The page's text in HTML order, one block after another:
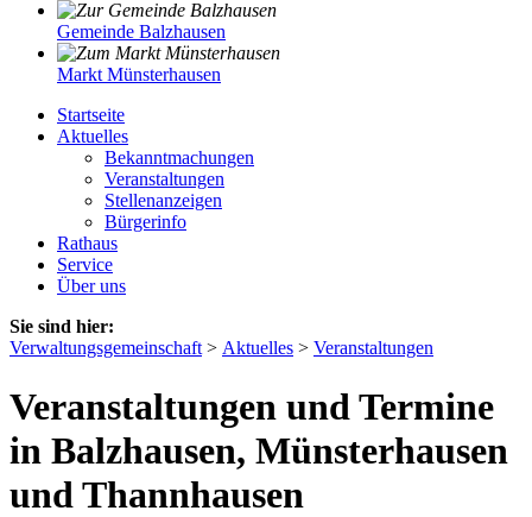
Gemeinde Balzhausen
Markt Münsterhausen
Startseite
Aktuelles
Bekanntmachungen
Veranstaltungen
Stellenanzeigen
Bürgerinfo
Rathaus
Service
Über uns
Sie sind hier:
Verwaltungsgemeinschaft > Aktuelles > Veranstaltungen
Veranstaltungen und Termine
in Balzhausen, Münsterhausen
und Thannhausen